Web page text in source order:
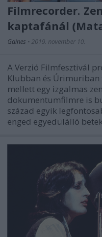
Filmrecorder.
kaptafánál
Gaines • 2019. november 10.
A Verzió Filmfesztivál
Klubban és
mellett egy izgalmas
dokumentumfilmre is
század egyik
enged egyedülálló